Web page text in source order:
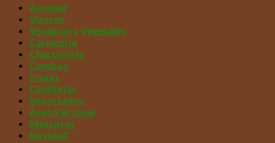
Acceder
Víveres
Verduras y Vegetales
Carnicería
Charcutería
Combos
Frutas
Confitería
Importados
Aseo Personal
Mascotas
Navidad